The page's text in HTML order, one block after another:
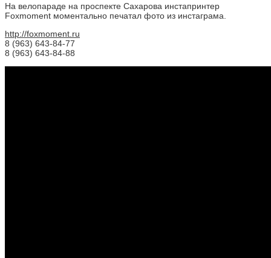
На велопараде на проспекте Сахарова инстапринтер
Foxmoment моментально печатал фото из инстаграма.
http://foxmoment.ru
8 (963) 643-84-77
8 (963) 643-84-88